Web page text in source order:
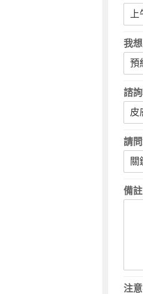
我
諮
請
備註
注